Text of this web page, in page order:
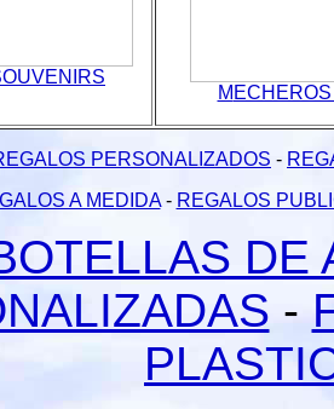
IRS
M
PERSONALIZADOS -
A MEDIDA- REGALOS
DE
-